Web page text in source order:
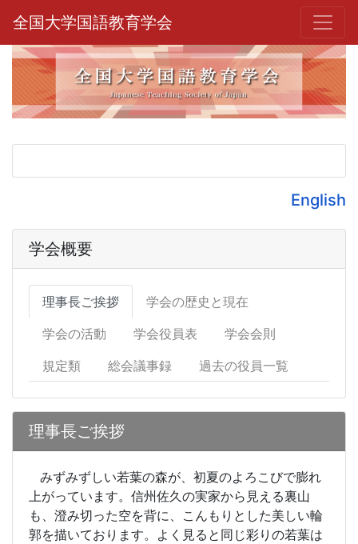
全国大学国語教育学会
English
学会概要
理事長ご挨拶
学会の歴史と現在
学会の活動
学会役員表
学会会則
規定類
総会議事録 過去の役員一覧
理事長ご挨拶
みずみずしい若葉の森が、初夏のよろこびで膨れ
上がっています。信州佐久の実家から見える裏山
も、澄み切った空を背に、こんもりとした美しい輪
郭を描いております。よく見ると同じ彩りの若葉は